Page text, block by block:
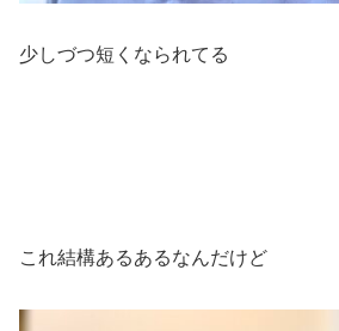
少しづつ短くなられてる
これ結構あるあるなんだけど